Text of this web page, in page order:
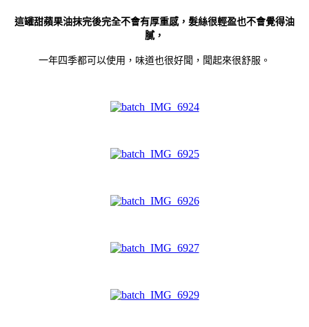
這罐甜蘋果油抹完後完全不會有厚重感， 髮絲很輕盈也不會覺得油
膩，
一年四季都可以使用， 味道也很好聞，聞起來很舒服。